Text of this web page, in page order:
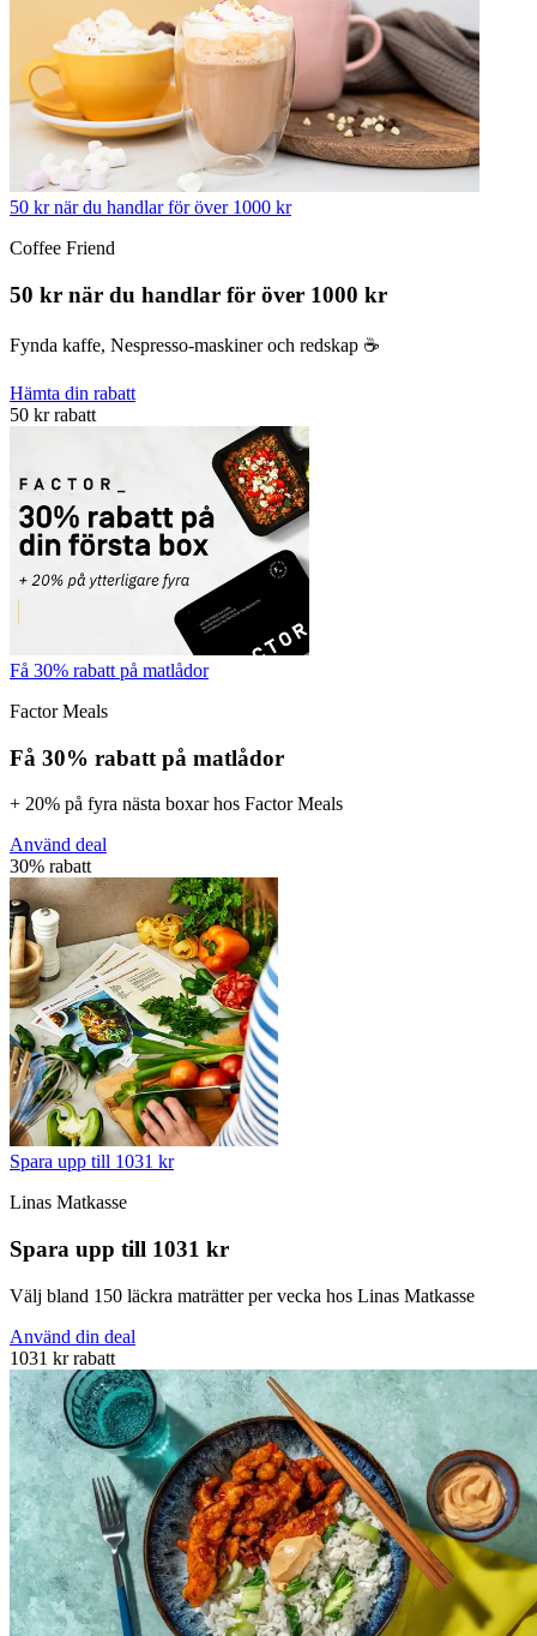
50 kr när du handlar för över 1000 kr
Coffee Friend
50 kr när du handlar för över 1000 kr
Fynda kaffe, Nespresso-maskiner och redskap ☕️
Hämta din rabatt
50 kr rabatt
Få 30% rabatt på matlådor
Factor Meals
Få 30% rabatt på matlådor
+ 20% på fyra nästa boxar hos Factor Meals
Använd deal
30% rabatt
Spara upp till 1031 kr
Linas Matkasse
Spara upp till 1031 kr
Välj bland 150 läckra maträtter per vecka hos Linas Matkasse
Använd din deal
1031 kr rabatt